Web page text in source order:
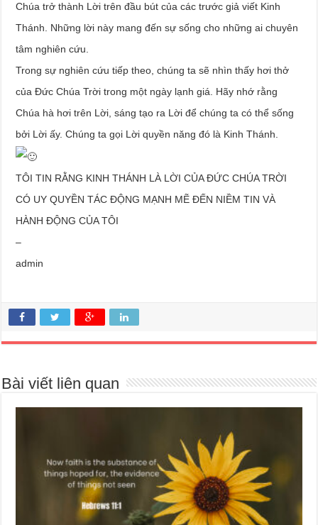
Chúa trở thành Lời trên đầu bút của các trước giả viết Kinh
Thánh. Những lời này mang đến sự sống cho những ai chuyên
tâm nghiên cứu.
Trong sự nghiên cứu tiếp theo, chúng ta sẽ nhìn thấy hơi thở
của Đức Chúa Trời trong một ngày lạnh giá. Hãy nhớ rằng
Chúa hà hơi trên Lời, sáng tạo ra Lời để chúng ta có thể sống
bởi Lời ấy. Chúng ta gọi Lời quyền năng đó là Kinh Thánh.
TÔI TIN RẰNG KINH THÁNH LÀ LỜI CỦA ĐỨC CHÚA TRỜI
CÓ UY QUYỀN TÁC ĐỘNG MẠNH MẼ ĐẾN NIỀM TIN VÀ
HÀNH ĐỘNG CỦA TÔI
–
admin
Bài viết liên quan